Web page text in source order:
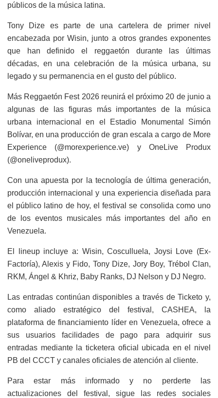
públicos de la música latina.
Tony Dize es parte de una cartelera de primer nivel
encabezada por Wisin, junto a otros grandes exponentes
que han definido el reggaetón durante las últimas
décadas, en una celebración de la música urbana, su
legado y su permanencia en el gusto del público.
Más Reggaetón Fest 2026 reunirá el próximo 20 de junio a
algunas de las figuras más importantes de la música
urbana internacional en el Estadio Monumental Simón
Bolívar, en una producción de gran escala a cargo de More
Experience (@morexperience.ve) y OneLive Produx
(@oneliveprodux).
Con una apuesta por la tecnología de última generación,
producción internacional y una experiencia diseñada para
el público latino de hoy, el festival se consolida como uno
de los eventos musicales más importantes del año en
Venezuela.
El lineup incluye a: Wisin, Cosculluela, Joysi Love (Ex-
Factoría), Alexis y Fido, Tony Dize, Jory Boy, Trébol Clan,
RKM, Ángel & Khriz, Baby Ranks, DJ Nelson y DJ Negro.
Las entradas continúan disponibles a través de Ticketo y,
como aliado estratégico del festival, CASHEA, la
plataforma de financiamiento líder en Venezuela, ofrece a
sus usuarios facilidades de pago para adquirir sus
entradas mediante la ticketera oficial ubicada en el nivel
PB del CCCT y canales oficiales de atención al cliente.
Para estar más informado y no perderte las
actualizaciones del festival, sigue las redes sociales